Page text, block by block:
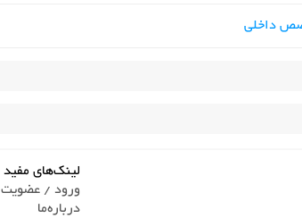
داخلی
لینک‌های مفید
ورود / عضویت
درباره‌ما